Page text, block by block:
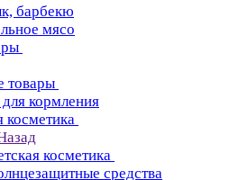
барбекю
мясо
товары
кормления
косметика
косметика
средства